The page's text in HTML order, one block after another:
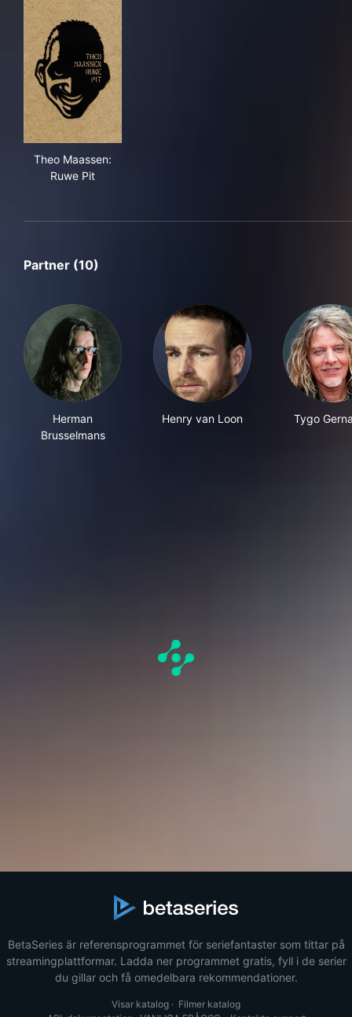
Theo Maassen:
Ruwe Pit
Partner (10)
Herman
Brusselmans
Henry van Loon Tygo
BetaSeries är referensprogrammet för seriefantaster som tittar på
streamingplattformar. Ladda ner programmet gratis, fyll i de serier
du gillar och få omedelbara rekommendationer.
Visar katalog · Filmer katalog